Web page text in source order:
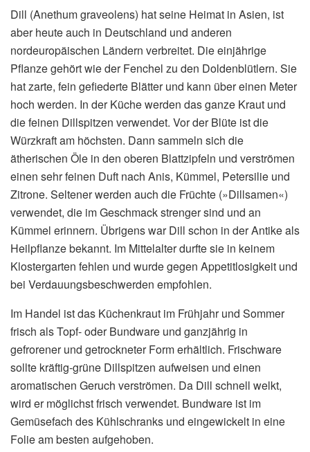
Dill (Anethum graveolens) hat seine Heimat in Asien, ist
aber heute auch in Deutschland und anderen
nordeuropäischen Ländern verbreitet. Die einjährige
Pflanze gehört wie der Fenchel zu den Doldenblütlern. Sie
hat zarte, fein gefiederte Blätter und kann über einen Meter
hoch werden. In der Küche werden das ganze Kraut und
die feinen Dillspitzen verwendet. Vor der Blüte ist die
Würzkraft am höchsten. Dann sammeln sich die
ätherischen Öle in den oberen Blattzipfeln und verströmen
einen sehr feinen Duft nach Anis, Kümmel, Petersilie und
Zitrone. Seltener werden auch die Früchte (»Dillsamen«)
verwendet, die im Geschmack strenger sind und an
Kümmel erinnern. Übrigens war Dill schon in der Antike als
Heilpflanze bekannt. Im Mittelalter durfte sie in keinem
Klostergarten fehlen und wurde gegen Appetitlosigkeit und
bei Verdauungsbeschwerden empfohlen.
Im Handel ist das Küchenkraut im Frühjahr und Sommer
frisch als Topf- oder Bundware und ganzjährig in
gefrorener und getrockneter Form erhältlich. Frischware
sollte kräftig-grüne Dillspitzen aufweisen und einen
aromatischen Geruch verströmen. Da Dill schnell welkt,
wird er möglichst frisch verwendet. Bundware ist im
Gemüsefach des Kühlschranks und eingewickelt in eine
Folie am besten aufgehoben.